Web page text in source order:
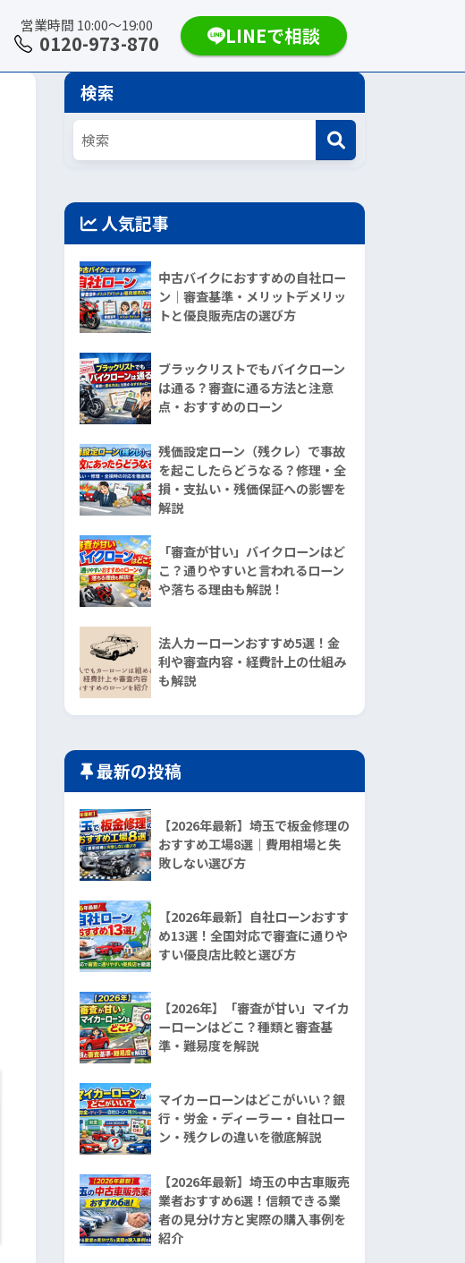
営業時間 10:00〜19:00
0120-973-870 LINEで相談
検索
人気記事
中古バイクにおすすめの自社ロー
ン｜審査基準・メリットデメリッ
トと優良販売店の選び方
ブラックリストでもバイクローン
は通る？審査に通る方法と注意
点・おすすめのローン
残価設定ローン（残クレ）で事故
を起こしたらどうなる？修理・全
損・支払い・残価保証への影響を
解説
「審査が甘い」バイクローンはど
こ？通りやすいと言われるローン
や落ちる理由も解説！
法人カーローンおすすめ5選！金
利や審査内容・経費計上の仕組み
も解説
最新の投稿
【2026年最新】埼玉で板金修理の
おすすめ工場8選｜費用相場と失
敗しない選び方
【2026年最新】自社ローンおすす
め13選！全国対応で審査に通りや
すい優良店比較と選び方
【2026年】「審査が甘い」マイカ
ーローンはどこ？種類と審査基
準・難易度を解説
マイカーローンはどこがいい？銀
行・労金・ディーラー・自社ロー
ン・残クレの違いを徹底解説
【2026年最新】埼玉の中古車販売
業者おすすめ6選！信頼できる業
者の見分け方と実際の購入事例を
紹介